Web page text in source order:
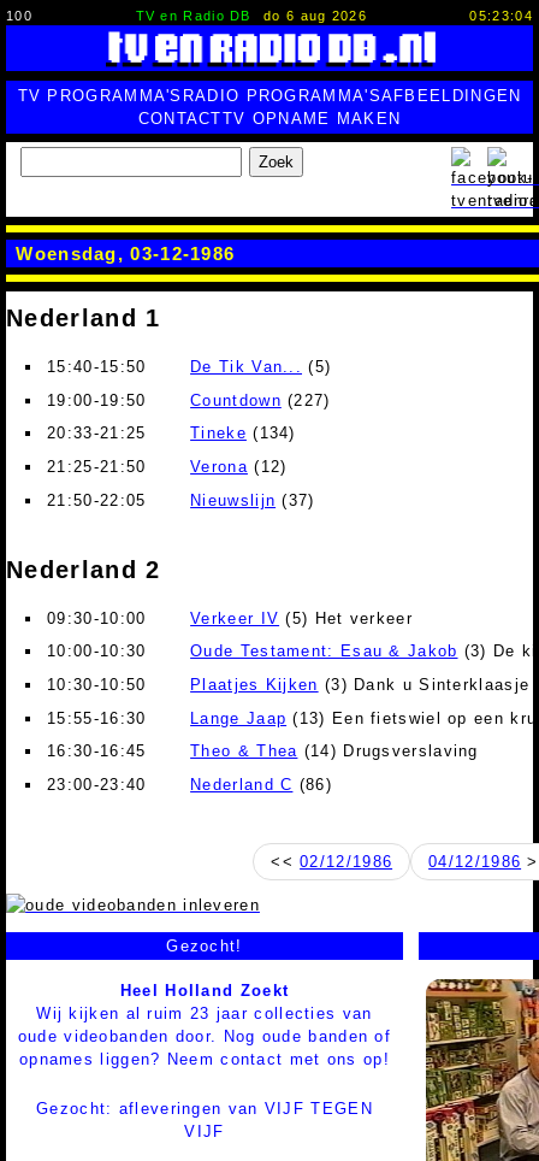
100 TV en Radio DB do 6 aug 2026 05:23:05
TV PROGRAMMA'S RADIO PROGRAMMA'SAFBEELDINGEN
CONTACTTV OPNAME MAKEN
Zoek
Woensdag, 03-12-1986
Nederland 1
15:40-15:50 De Tik Van... (5)
19:00-19:50
Countdown (227)
20:33-21:25
Tineke (134)
21:25-21:50
Verona(12)
21:50-22:05
Nieuwslijn (37)
Nederland 2
09:30-10:00 Verkeer IV (5) Het verkeer
10:00-10:30
Oude Testament: Esau & Jakob (3) De
10:30-10:50
Plaatjes Kijken (3) Dank u Sinterklaasje
15:55-16:30
Lange Jaap (13) Een fietswiel op een
16:30-16:45
Theo & Thea (14) Drugsverslaving
23:00-23:40
Nederland C (86)
<<02/12/1986 04/12/1986
Gezocht!
Heel Holland Zoekt
Wij kijken al ruim 23 jaar collecties van
oude videobanden door. Nog oude banden of
opnames liggen? Neem contact met ons op!
Gezocht: afleveringen van VIJF TEGEN
VIJF